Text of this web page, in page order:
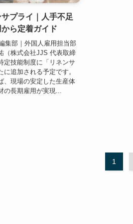
プライ｜人手不足
ら定着ガイド
集部｜外国人雇用担当部
（株式会社JJS 代表取締
定技能制度に「リネンサ
に追加される予定です。
、現場の安定した生産体
の長期雇用が実現...
1